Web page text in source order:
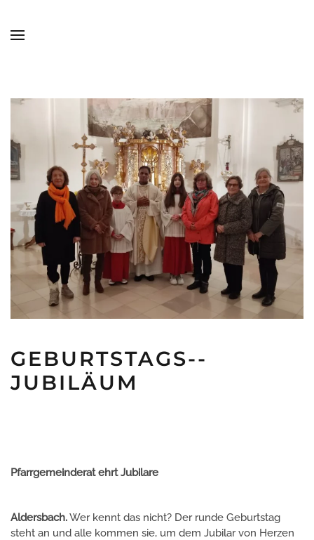
GEBURTSTAGS-­
JUBILÄUM
Pfarrgemeinderat ehrt Jubilare
Aldersbach.Wer kennt das nicht? Der runde Geburtstag
steht an und alle kommen sie, um dem Jubilar von Herzen